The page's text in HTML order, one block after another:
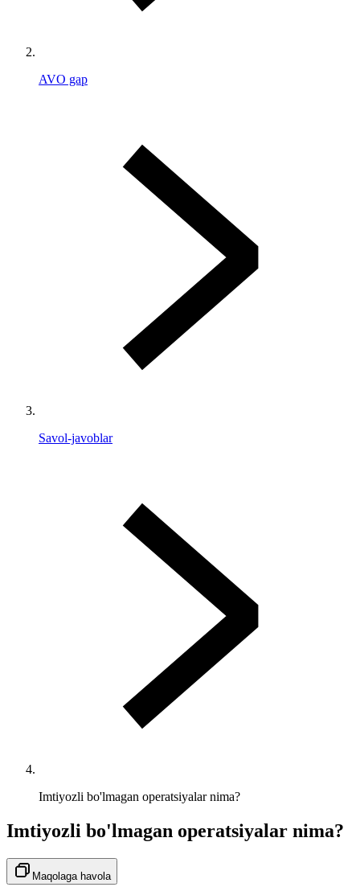
AVO gap
Savol-javoblar
Imtiyozli bo'lmagan operatsiyalar nima?
Imtiyozli bo'lmagan operatsiyalar nima?
Maqolaga havola